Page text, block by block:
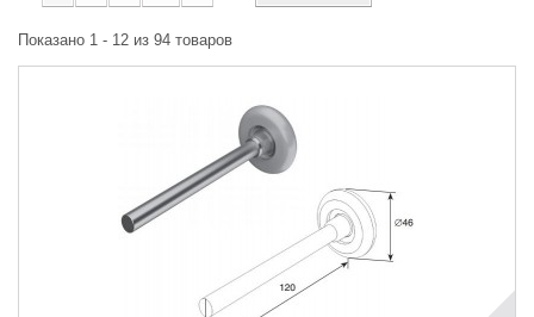
Показано 1 - 12 из 94 товаров